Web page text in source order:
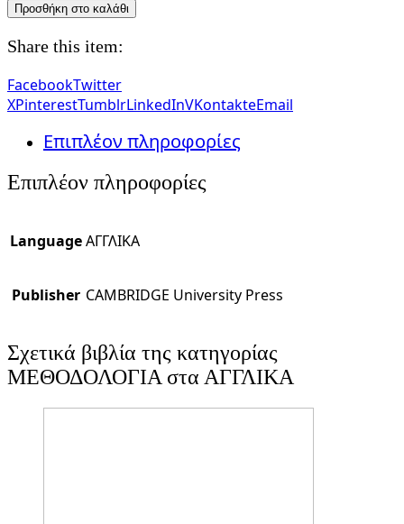
Προσθήκη στο καλάθι
Share this item:
FacebookTwitter
XPinterestTumblrLinkedInVKontakteEmail
Επιπλέον πληροφορίες
Επιπλέον πληροφορίες
LanguageΑΓΓΛΙΚΑ
Publisher CAMBRIDGE University Press
Σχετικά βιβλία της κατηγορίας
ΜΕΘΟΔΟΛΟΓΙΑ στα ΑΓΓΛΙΚΑ